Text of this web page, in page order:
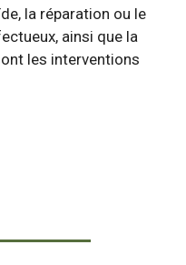
la réparation ou le
ainsi que la
les interventions